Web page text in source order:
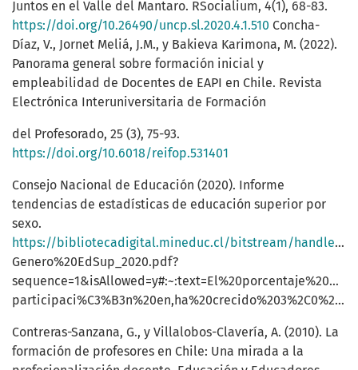
Juntos en el Valle del Mantaro. RSocialium, 4(1), 68-83.
https://doi.org/10.26490/uncp.sl.2020.4.1.510 Concha-
Díaz, V., Jornet Meliá, J.M., y Bakieva Karimona, M. (2022).
Panorama general sobre formación inicial y
empleabilidad de Docentes de EAPI en Chile. Revista
Electrónica Interuniversitaria de Formación
del Profesorado, 25 (3), 75-93.
https://doi.org/10.6018/reifop.531401
Consejo Nacional de Educación (2020). Informe
tendencias de estadísticas de educación superior por
sexo.
https://bibliotecadigital.mineduc.cl/bitstream/handle/20.500.12365/16821/Brechas%20
Genero%20EdSup_2020.pdf?
participaci%C3%B3n%20en,ha%20crecido%203%2C0%20p.p.
Contreras-Sanzana, G., y Villalobos-Clavería, A. (2010). La
formación de profesores en Chile: Una mirada a la